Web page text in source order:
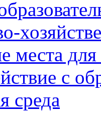
места
с
среда